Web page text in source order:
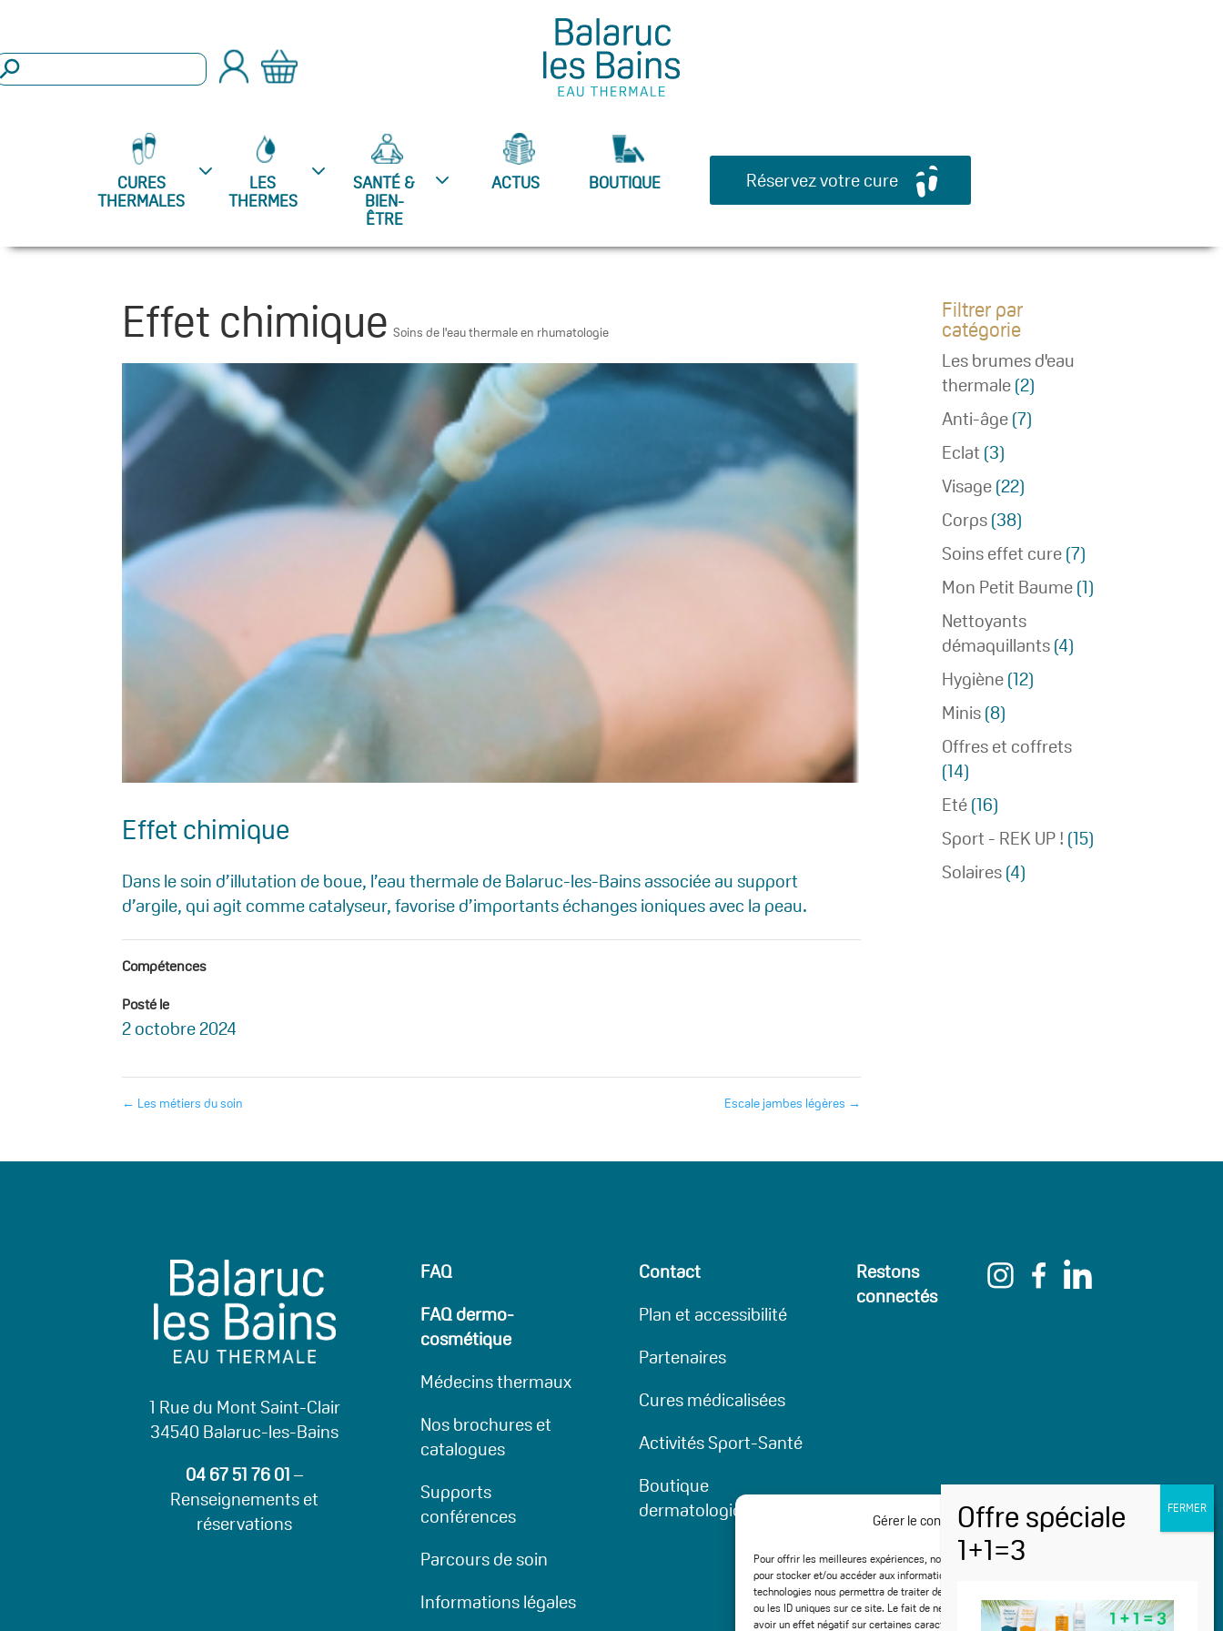
Gérer le consentement aux cookies
Pour offrir les meilleures expériences, nous utilisons des technologies telles que les cookies
pour stocker et/ou accéder aux informations des appareils. Le fait de consentir à ces
technologies nous permettra de traiter des données telles que le comportement de navigation
ou les ID uniques sur ce site. Le fait de ne pas consentir ou de retirer son consentement peut
avoir un effet négatif sur certaines caractéristiques et fonctions.
Button
CURES
THERMALES
LES
THERMES
SANTÉ &
BIEN-
ÊTRE
ACTUS BOUTIQUE Réservez votre cure
Effet chimique Soins de l'eau thermale en rhumatologie
Effet chimique
Dans le soin d’illutation de boue, l’eau thermale de Balaruc-les-Bains associée au support
d’argile, qui agit comme catalyseur, favorise d’importants échanges ioniques avec la peau.
Compétences
Posté le
2 octobre 2024
← Les métiers du soin Escale jambes légères →
Filtrer par
catégorie
Les brumes d'eau
thermale(2)
Anti-âge(7)
Eclat (3)
Visage(22)
Corps(38)
Soins effet cure(7)
Mon Petit Baume(1)
Nettoyants
démaquillants(4)
Hygiène(12)
Minis(8)
Offres et coffrets
(14)
Eté(16)
Sport - REK UP ! (15)
Solaires(4)
1 Rue du Mont Saint-Clair
34540 Balaruc-les-Bains
04 67 51 76 01 –
Renseignements et
réservations
FAQ
FAQ dermo-
cosmétique
Médecins thermaux
Nos brochures et
catalogues
Supports
conférences
Parcours de soin
Informations légales
Contact
Plan et accessibilité
Partenaires
Cures médicalisées
Activités Sport-Santé
Boutique
dermatologique
Restons
connectés